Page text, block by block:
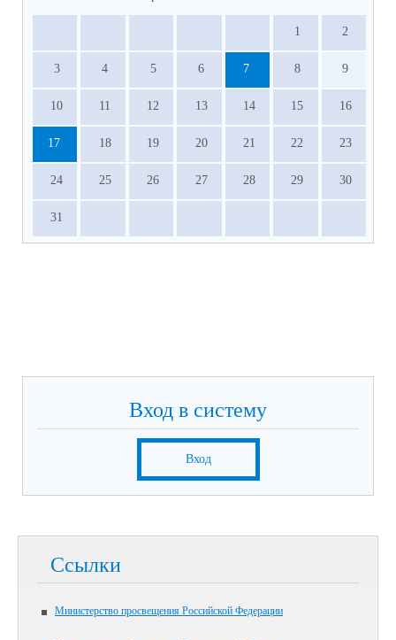
1 2
3 4 5 6 7 8 9
10 11 12 13 14 15 16
17 18 19 20 21 22 23
24 25 26 27 28 29 30
31
Вход в систему
Вход
Ссылки
Министерство просвещения Российской Федерации